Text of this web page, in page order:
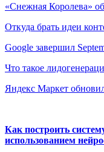
«Снежная Королева»
Откуда брать идеи
Google завершил
Что такое
Яндекс Маркет
Как построить
использованием